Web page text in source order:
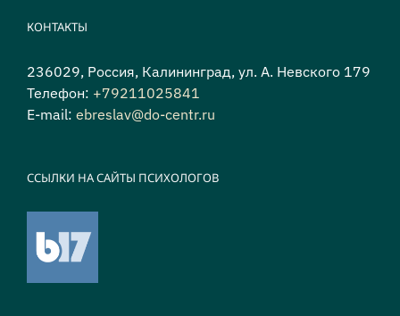
КОНТАКТЫ
236029, Россия, Калининград, ул. А. Невского 179
Телефон: +79211025841
E-mail: ebreslav@do-centr.ru
ССЫЛКИ НА САЙТЫ ПСИХОЛОГОВ